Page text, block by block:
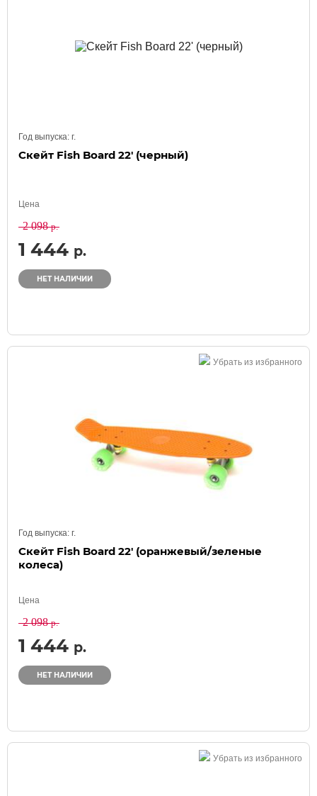
Год выпуска: г.
Скейт Fish Board 22' (черный)
Цена
2 098р.
1 444 р.
НЕТ НАЛИЧИИ
Убрать из избранного
Год выпуска: г.
Скейт Fish Board 22' (оранжевый/зеленые
колеса)
Цена
2 098р.
1 444 р.
НЕТ НАЛИЧИИ
Убрать из избранного